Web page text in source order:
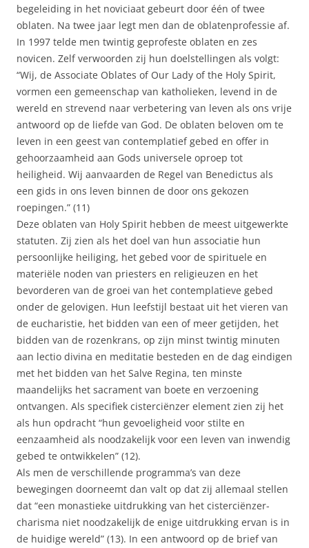
begeleiding in het noviciaat gebeurt door één of twee
oblaten. Na twee jaar legt men dan de oblatenprofessie af.
In 1997 telde men twintig geprofeste oblaten en zes
novicen. Zelf verwoorden zij hun doelstellingen als volgt:
“Wij, de Associate Oblates of Our Lady of the Holy Spirit,
vormen een gemeenschap van katholieken, levend in de
wereld en strevend naar verbetering van leven als ons vrije
antwoord op de liefde van God. De oblaten beloven om te
leven in een geest van contemplatief gebed en offer in
gehoorzaamheid aan Gods universele oproep tot
heiligheid. Wij aanvaarden de Regel van Benedictus als
een gids in ons leven binnen de door ons gekozen
roepingen.” (11)
Deze oblaten van Holy Spirit hebben de meest uitgewerkte
statuten. Zij zien als het doel van hun associatie hun
persoonlijke heiliging, het gebed voor de spirituele en
materiële noden van priesters en religieuzen en het
bevorderen van de groei van het contemplatieve gebed
onder de gelovigen. Hun leefstijl bestaat uit het vieren van
de eucharistie, het bidden van een of meer getijden, het
bidden van de rozenkrans, op zijn minst twintig minuten
aan lectio divina en meditatie besteden en de dag eindigen
met het bidden van het Salve Regina, ten minste
maandelijks het sacrament van boete en verzoening
ontvangen. Als specifiek cisterciënzer element zien zij het
als hun opdracht “hun gevoeligheid voor stilte en
eenzaamheid als noodzakelijk voor een leven van inwendig
gebed te ontwikkelen” (12).
Als men de verschillende programma’s van deze
bewegingen doorneemt dan valt op dat zij allemaal stellen
dat “een monastieke uitdrukking van het cisterciënzer-
charisma niet noodzakelijk de enige uitdrukking ervan is in
de huidige wereld” (13). In een antwoord op de brief van